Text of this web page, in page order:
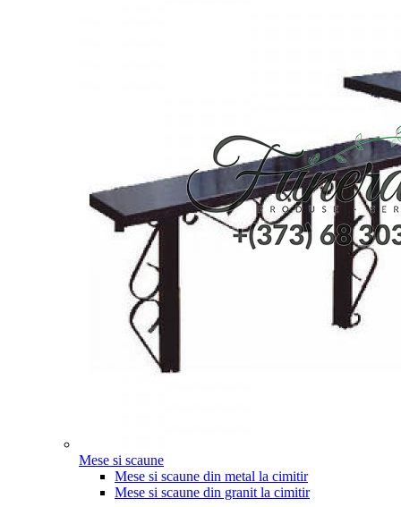
Mese si scaune
Mese si scaune din metal la cimitir
Mese si scaune din granit la cimitir